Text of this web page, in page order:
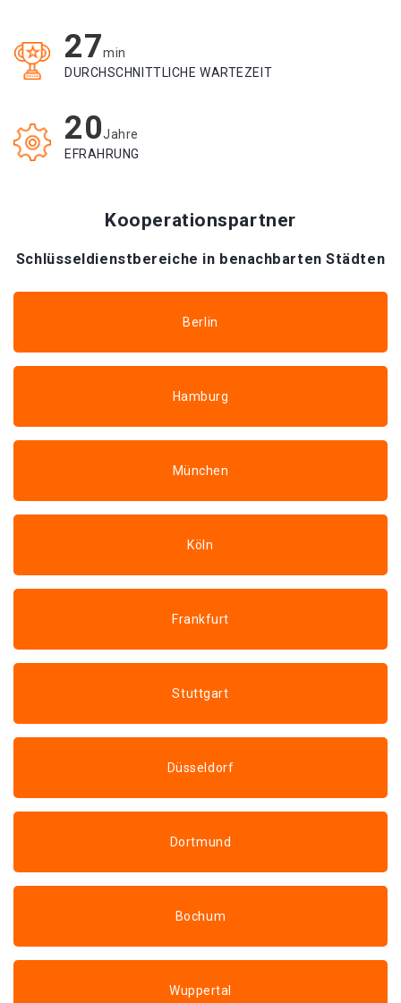
27min
DURCHSCHNITTLICHE WARTEZEIT
20Jahre
EFRAHRUNG
Kooperationspartner
Schlüsseldienstbereiche in benachbarten Städten
Berlin
Hamburg
München
Köln
Frankfurt
Stuttgart
Düsseldorf
Dortmund
Bochum
Wuppertal